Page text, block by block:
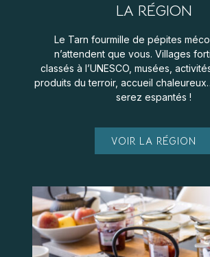
LA RÉGION
Le Tarn fourmille de pépites
n’attendent que vous. Villages
classés à l’UNESCO, musées,
produits du terroir, accueil
serez espantés !
VOIR LA RÉGION